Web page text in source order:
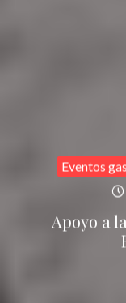
Eventos
Apoyo a